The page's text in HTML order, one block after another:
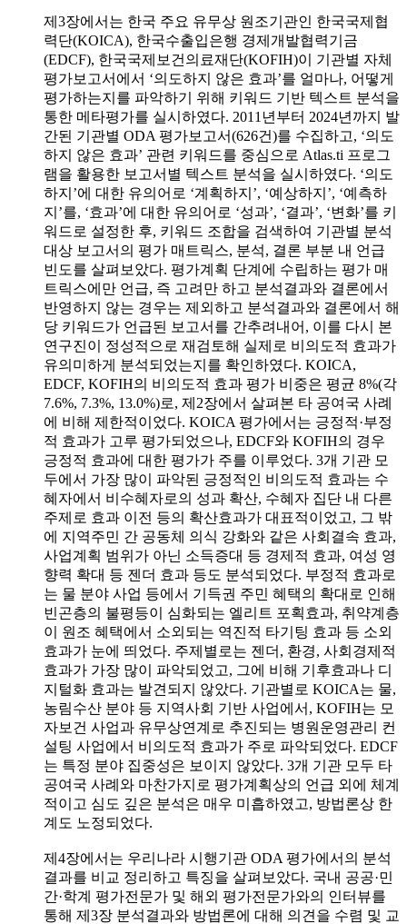
제3장에서는 한국 주요 유무상 원조기관인 한국국제협
력단(KOICA), 한국수출입은행 경제개발협력기금
(EDCF), 한국국제보건의료재단(KOFIH)이 기관별 자체
평가보고서에서 ‘의도하지 않은 효과’를 얼마나, 어떻게
평가하는지를 파악하기 위해 키워드 기반 텍스트 분석을
통한 메타평가를 실시하였다. 2011년부터 2024년까지 발
간된 기관별 ODA 평가보고서(626건)를 수집하고, ‘의도
하지 않은 효과’ 관련 키워드를 중심으로 Atlas.ti 프로그
램을 활용한 보고서별 텍스트 분석을 실시하였다. ‘의도
하지’에 대한 유의어로 ‘계획하지’, ‘예상하지’, ‘예측하
지’를, ‘효과’에 대한 유의어로 ‘성과’, ‘결과’, ‘변화’를 키
워드로 설정한 후, 키워드 조합을 검색하여 기관별 분석
대상 보고서의 평가 매트릭스, 분석, 결론 부분 내 언급
빈도를 살펴보았다. 평가계획 단계에 수립하는 평가 매
트릭스에만 언급, 즉 고려만 하고 분석결과와 결론에서
반영하지 않는 경우는 제외하고 분석결과와 결론에서 해
당 키워드가 언급된 보고서를 간추려내어, 이를 다시 본
연구진이 정성적으로 재검토해 실제로 비의도적 효과가
유의미하게 분석되었는지를 확인하였다. KOICA,
EDCF, KOFIH의 비의도적 효과 평가 비중은 평균 8%(각
7.6%, 7.3%, 13.0%)로, 제2장에서 살펴본 타 공여국 사례
에 비해 제한적이었다. KOICA 평가에서는 긍정적·부정
적 효과가 고루 평가되었으나, EDCF와 KOFIH의 경우
긍정적 효과에 대한 평가가 주를 이루었다. 3개 기관 모
두에서 가장 많이 파악된 긍정적인 비의도적 효과는 수
혜자에서 비수혜자로의 성과 확산, 수혜자 집단 내 다른
주제로 효과 이전 등의 확산효과가 대표적이었고, 그 밖
에 지역주민 간 공동체 의식 강화와 같은 사회결속 효과,
사업계획 범위가 아닌 소득증대 등 경제적 효과, 여성 영
향력 확대 등 젠더 효과 등도 분석되었다. 부정적 효과로
는 물 분야 사업 등에서 기득권 주민 혜택의 확대로 인해
빈곤층의 불평등이 심화되는 엘리트 포획효과, 취약계층
이 원조 혜택에서 소외되는 역진적 타기팅 효과 등 소외
효과가 눈에 띄었다. 주제별로는 젠더, 환경, 사회경제적
효과가 가장 많이 파악되었고, 그에 비해 기후효과나 디
지털화 효과는 발견되지 않았다. 기관별로 KOICA는 물,
농림수산 분야 등 지역사회 기반 사업에서, KOFIH는 모
자보건 사업과 유무상연계로 추진되는 병원운영관리 컨
설팅 사업에서 비의도적 효과가 주로 파악되었다. EDCF
는 특정 분야 집중성은 보이지 않았다. 3개 기관 모두 타
공여국 사례와 마찬가지로 평가계획상의 언급 외에 체계
적이고 심도 깊은 분석은 매우 미흡하였고, 방법론상 한
계도 노정되었다.
제4장에서는 우리나라 시행기관 ODA 평가에서의 분석
결과를 비교 정리하고 특징을 살펴보았다. 국내 공공·민
간·학계 평가전문가 및 해외 평가전문가와의 인터뷰를
통해 제3장 분석결과와 방법론에 대해 의견을 수렴 및 교